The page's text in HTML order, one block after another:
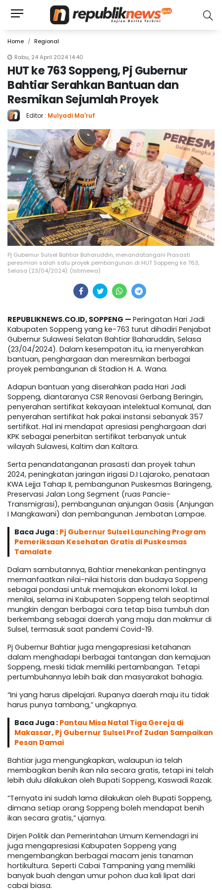
Home
Regional
Rabu, 24 April 2024 14:40
HUT ke 763 Soppeng, Pj Gubernur
Bahtiar Serahkan Bantuan dan
Resmikan Sejumlah Proyek
Editor : Mulyadi Ma'ruf
Pj Gubernur Sulsel Bahtiar Baharuddin, menandatangani Prasasti
peresmian salah satu proyek pembangunan di HUT Soppeng ke 763,
Selasa (23/04/2024). (Istimewa)
REPUBLIKNEWS.CO.ID, SOPPENG — Peringatan Hari Jadi
Kabupaten Soppeng yang ke-763 turut dihadiri Penjabat
Gubernur Sulawesi Selatan Bahtiar Baharuddin, Selasa
(23/04/2024). Dalam kesempatan itu, ia menyerahkan
bantuan, penghargaan dan meresmikan berbagai
proyek pembangunan di Stadion H. A. Wana.
Adapun bantuan yang diserahkan pada Hari Jadi
Soppeng, diantaranya CSR Renovasi Gerbang Beringin,
penyerahan sertifikat kekayaan intelektual Komunal, dan
penyerahan sertifikat hak pakai instansi sebanyak 357
sertifikat. Hal ini mendapat apresiasi penghargaan dari
KPK sebagai penerbitan sertifikat terbanyak untuk
wilayah Sulawesi, Kaltim dan Kaltara.
Serta penandatanganan prasasti dan proyek tahun
2024, peningkatan jaringan irigasi D.I Lajaroko, penataan
KWA Lejja Tahap II, pembangunan Puskesmas Baringeng,
Preservasi Jalan Long Segment (ruas Pancie-
Transmigrasi), pembangunan anjungan Gasis (Anjungan
I Mangkawani) dan pembangunan Jembatan Lampae.
Baca Juga : Pj Gubernur Sulsel Launching Program
Pemeriksaan Kesehatan Gratis di Puskesmas
Tamalate
Dalam sambutannya, Bahtiar menekankan pentingnya
memanfaatkan nilai-nilai historis dan budaya Soppeng
sebagai pondasi untuk memajukan ekonomi lokal. Ia
menilai, selama ini Kabupaten Soppeng telah seoptimal
mungkin dengan berbagai cara tetap bisa tumbuh dan
berkembang sebagai daerah yang maju dan makmur di
Sulsel, termasuk saat pandemi Covid-19.
Pj Gubernur Bahtiar juga mengapresiasi ketahanan
dalam menghadapi berbagai tantangan dan kemajuan
Soppeng, meski tidak memiliki pertambangan. Tetapi
pertumbuhannya lebih baik dan masyarakat bahagia.
“Ini yang harus dipelajari. Rupanya daerah maju itu tidak
harus punya tambang,” ungkapnya.
Baca Juga : Pantau Misa Natal Tiga Gereja di
Makassar, Pj Gubernur Sulsel Prof Zudan Sampaikan
Pesan Damai
Bahtiar juga mengungkapkan, walaupun ia telah
membagikan benih ikan nila secara gratis, tetapi ini telah
lebih dulu dilakukan oleh Bupati Soppeng, Kaswadi Razak.
“Ternyata ini sudah lama dilakukan oleh Bupati Soppeng,
dimana setiap orang Soppeng boleh mendapat benih
ikan secara gratis,” ujarnya.
Dirjen Politik dan Pemerintahan Umum Kemendagri ini
juga mengapresiasi Kabupaten Soppeng yang
mengembangkan berbagai macam jenis tanaman
hortikultura. Seperti Cabai Tampaning yang memiliki
banyak buah dengan umur pohon dua kali lipat dari
cabai biasa.